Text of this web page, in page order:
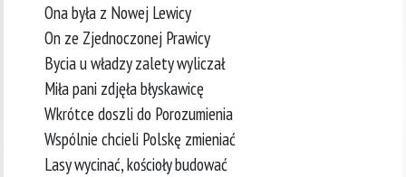
Ona była z Nowej Lewicy
On ze Zjednoczonej Prawicy
Bycia u władzy zalety wyliczał
Miła pani zdjęła błyskawicę
Wkrótce doszli do Porozumienia
Wspólnie chcieli Polskę zmieniać
Lasy wycinać, kościoły budować